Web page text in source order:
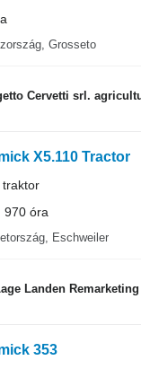
Grosseto
Cervetti srl.
X5.110 Tractor
traktor
970 óra
Eschweiler
Landen
353